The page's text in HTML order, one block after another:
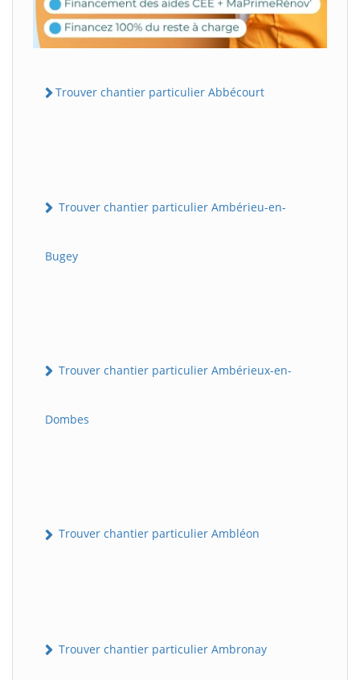
Trouver chantier particulier Abbécourt
Trouver chantier particulier Ambérieu-en-
Bugey
Trouver chantier particulier Ambérieux-en-
Dombes
Trouver chantier particulier Ambléon
Trouver chantier particulier Ambronay